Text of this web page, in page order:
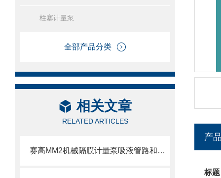
柱塞计量泵
全部产品分类
相关文章
RELATED ARTICLES
赛高MM2机械隔膜计量泵吸液管路和排液管路安装注意事项
产
标